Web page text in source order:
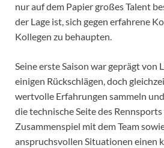
nur auf dem Papier großes Talent
der Lage ist, sich gegen erfahrene
Kollegen zu behaupten.
Seine erste Saison war geprägt von
einigen Rückschlägen, doch
wertvolle Erfahrungen sammeln
die technische Seite des
Zusammenspiel mit dem Team
anspruchsvollen Situationen einen